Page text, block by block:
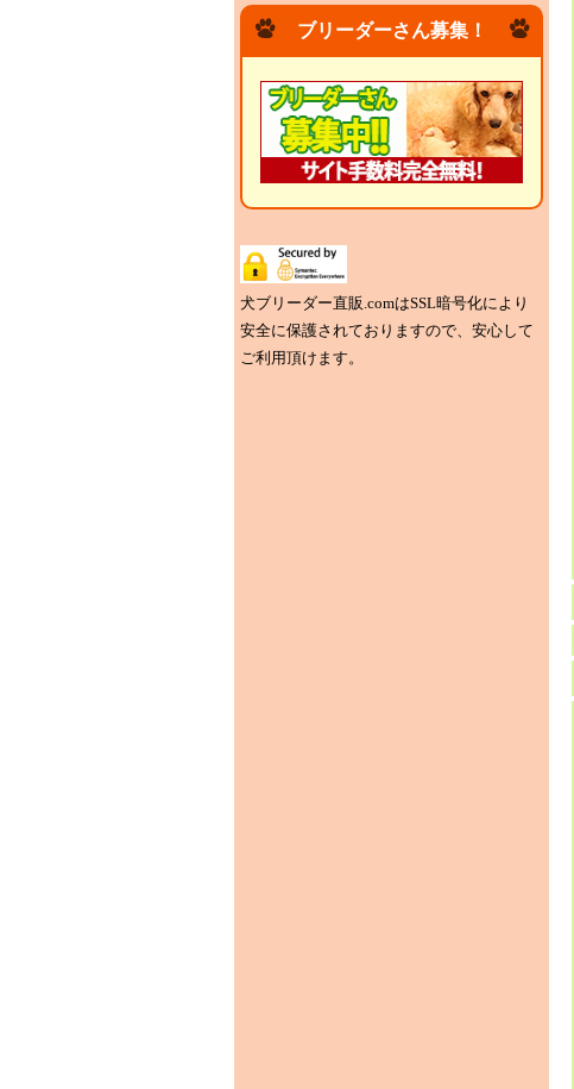
ブリーダーさん募集！
犬ブリーダー直販.comはSSL暗号化により
安全に保護されておりますので、安心して
ご利用頂けます。